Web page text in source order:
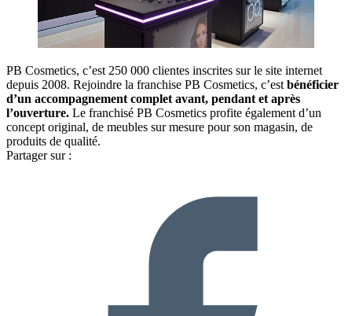
PB Cosmetics, c’est 250 000 clientes inscrites sur le site internet
depuis 2008. Rejoindre la franchise PB Cosmetics, c’est bénéficier
d’un accompagnement complet avant, pendant et après
l’ouverture. Le franchisé PB Cosmetics profite également d’un
concept original, de meubles sur mesure pour son magasin, de
produits de qualité.
Partager sur :